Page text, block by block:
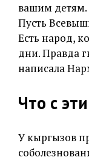
вашим детям.
Пусть
Есть народ,
дни. Правда
написала
Что с
У кыргызов